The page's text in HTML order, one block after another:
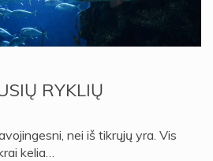
RYKLIŲ
nei iš tikrųjų yra. Vis
kelia…